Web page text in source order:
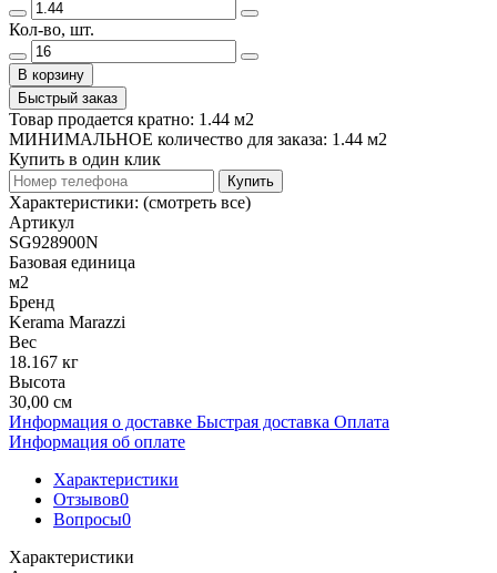
Кол-во, шт.
В корзину
Быстрый заказ
Товар продается кратно: 1.44 м2
МИНИМАЛЬНОЕ количество для заказа: 1.44 м2
Купить в один клик
Купить
Характеристики: (смотреть все)
Артикул
SG928900N
Базовая единица
м2
Бренд
Kerama Marazzi
Вес
18.167 кг
Высота
30,00 см
Информация о доставке Быстрая доставка Оплата
Информация об оплате
Характеристики
Отзывов0
Вопросы0
Характеристики